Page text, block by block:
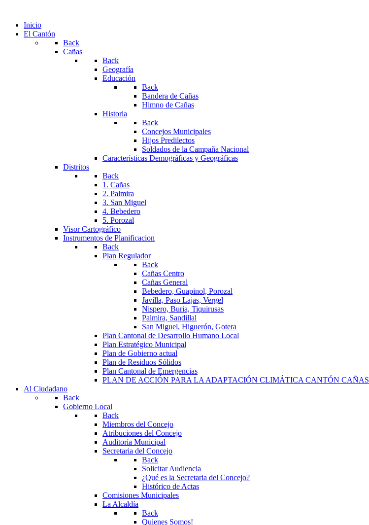
Inicio
El Cantón
Back
Cañas
Back
Geografía
Educación
Back
Bandera de Cañas
Himno de Cañas
Historia
Back
Concejos Municipales
Hijos Predilectos
Soldados de la Campaña Nacional
Características Demográficas y Geográficas
Distritos
Back
1. Cañas
2. Palmira
3. San Miguel
4. Bebedero
5. Porozal
Visor Cartográfico
Instrumentos de Planificacion
Back
Plan Regulador
Back
Cañas Centro
Cañas General
Bebedero, Guapinol, Porozal
Javilla, Paso Lajas, Vergel
Nispero, Buria, Tiquirusas
Palmira, Sandillal
San Miguel, Higuerón, Gotera
Plan Cantonal de Desarrollo Humano Local
Plan Estratégico Municipal
Plan de Gobierno actual
Plan de Residuos Sólidos
Plan Cantonal de Emergencias
PLAN DE ACCIÓN PARA LA ADAPTACIÓN CLIMÁTICA CANTÓN CAÑAS
Al Ciudadano
Back
Gobierno Local
Back
Miembros del Concejo
Atribuciones del Concejo
Auditoría Municipal
Secretaria del Concejo
Back
Solicitar Audiencia
¿Qué es la Secretaria del Concejo?
Histórico de Actas
Comisiones Municipales
La Alcaldía
Back
Quienes Somos!